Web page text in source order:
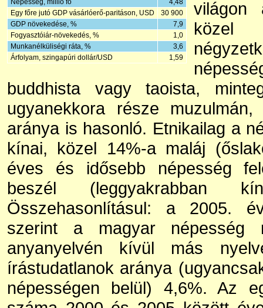
Népesség, millió fő
4,48
Egy főre jutó GDP vásárlóerő-paritáson, USD
30 900
GDP növekedése, %
7,9
Fogyasztóiár-növekedés, %
1,0
Munkanélküliségi ráta, %
3,6
Árfolyam, szingapúri dollár/USD
1,59
világon
buddhista vagy taoista,
ugyanekkora része
aránya is hasonló. Etnikailag a
kínai, közel 14%-a maláj
éves és idősebb népesség
beszél (leggyakrabban
Összehasonlításul: a 2005.
szerint a magyar népesség
anyanyelvén kívül más
írástudatlanok aránya
népességen belül) 4,6%. Az